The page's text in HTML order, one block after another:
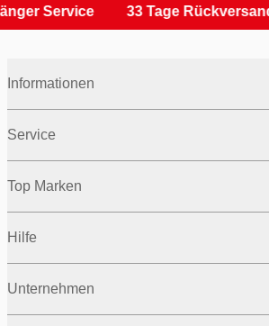
Service 33 Tage Rückversand
Informationen
Service
Top Marken
Hilfe
Unternehmen